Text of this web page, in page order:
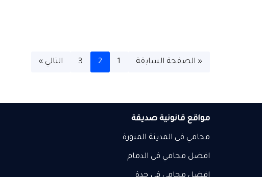
« الصفحة السابقة 1
2
3 التالي »
مواقع قانونية صديقة
محامي في المدينة المنورة
افضل محامي في الدمام